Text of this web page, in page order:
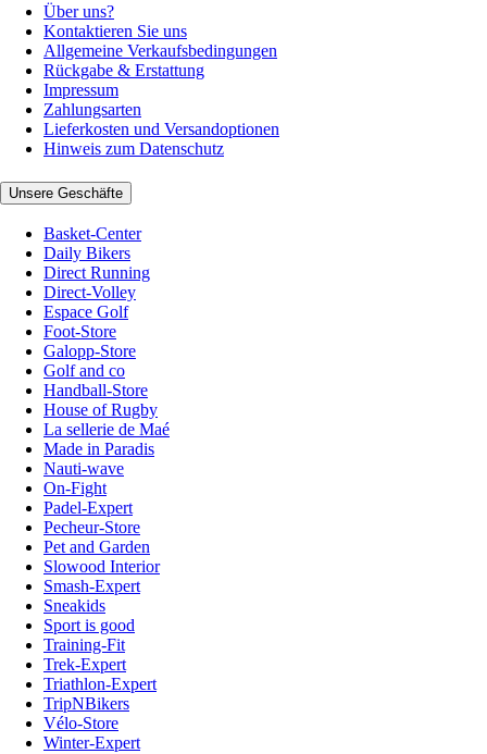
Über uns?
Kontaktieren Sie uns
Allgemeine Verkaufsbedingungen
Rückgabe & Erstattung
Impressum
Zahlungsarten
Lieferkosten und Versandoptionen
Hinweis zum Datenschutz
Unsere Geschäfte
Basket-Center
Daily Bikers
Direct Running
Direct-Volley
Espace Golf
Foot-Store
Galopp-Store
Golf and co
Handball-Store
House of Rugby
La sellerie de Maé
Made in Paradis
Nauti-wave
On-Fight
Padel-Expert
Pecheur-Store
Pet and Garden
Slowood Interior
Smash-Expert
Sneakids
Sport is good
Training-Fit
Trek-Expert
Triathlon-Expert
TripNBikers
Vélo-Store
Winter-Expert